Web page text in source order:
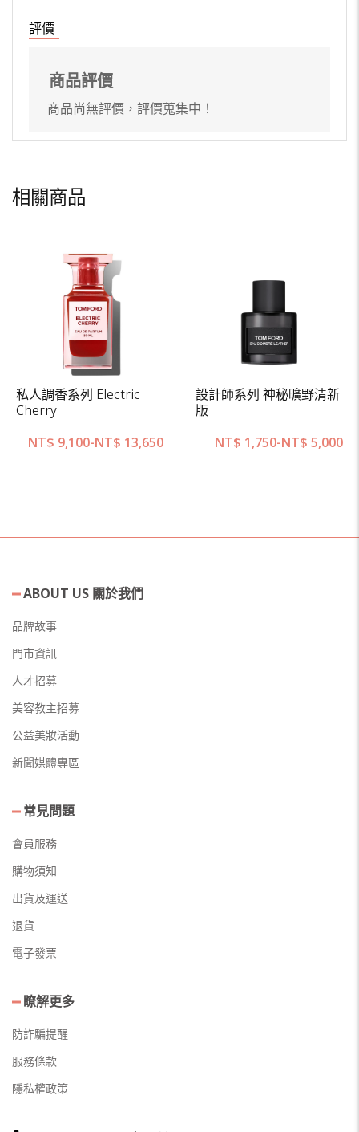
評價
商品評價
商品尚無評價，評價蒐集中！
相關商品
私人調香系列 Electric
Cherry
NT$ 9,100-NT$ 13,650
設計師系列 神秘曠野清新
版
NT$ 1,750-NT$ 5,000
ABOUT US 關於我們
品牌故事
門市資訊
人才招募
美容教主招募
公益美妝活動
新聞媒體專區
常見問題
會員服務
購物須知
出貨及運送
退貨
電子發票
瞭解更多
防詐騙提醒
服務條款
隱私權政策